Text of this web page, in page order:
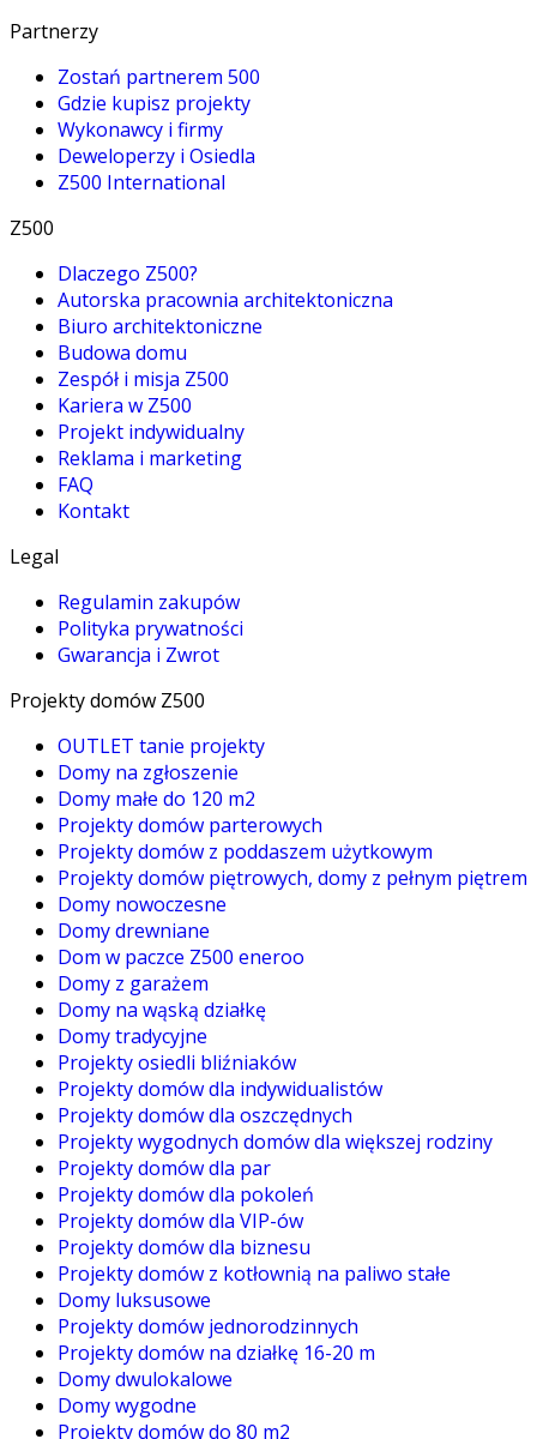
Partnerzy
Zostań partnerem 500
Gdzie kupisz projekty
Wykonawcy i firmy
Deweloperzy i Osiedla
Z500 International
Z500
Dlaczego Z500?
Autorska pracownia architektoniczna
Biuro architektoniczne
Budowa domu
Zespół i misja Z500
Kariera w Z500
Projekt indywidualny
Reklama i marketing
FAQ
Kontakt
Legal
Regulamin zakupów
Polityka prywatności
Gwarancja i Zwrot
Projekty domów Z500
OUTLET tanie projekty
Domy na zgłoszenie
Domy małe do 120 m2
Projekty domów parterowych
Projekty domów z poddaszem użytkowym
Projekty domów piętrowych, domy z pełnym piętrem
Domy nowoczesne
Domy drewniane
Dom w paczce Z500 eneroo
Domy z garażem
Domy na wąską działkę
Domy tradycyjne
Projekty osiedli bliźniaków
Projekty domów dla indywidualistów
Projekty domów dla oszczędnych
Projekty wygodnych domów dla większej rodziny
Projekty domów dla par
Projekty domów dla pokoleń
Projekty domów dla VIP-ów
Projekty domów dla biznesu
Projekty domów z kotłownią na paliwo stałe
Domy luksusowe
Projekty domów jednorodzinnych
Projekty domów na działkę 16-20 m
Domy dwulokalowe
Domy wygodne
Projekty domów do 80 m2